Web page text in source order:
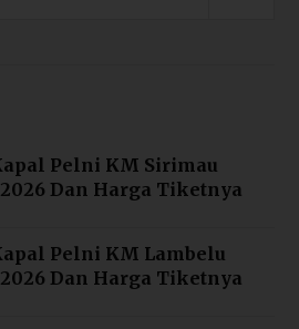
Pelni KM Sirimau
Dan Harga Tiketnya
Pelni KM Lambelu
Dan Harga Tiketnya